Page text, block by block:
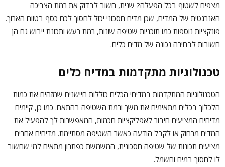
מצפים לשטוף בכל הפעלה? שנית, חשוב לבדוק את רמת הצריכה
האנרגטית של המדיח, שכן מדיח חסכוני יכול לחסוך לכם כסף בטווח הארוך.
פונקציות נוספות כמו תוכניות שטיפה שונות, רמת רעש ותכונת ייבוש גם הן
חשובות לבחירה נכונה של מדיח כלים.
טכנולוגיות מתקדמות במדיח כלים
הטכנולוגיות המתקדמות במדיחי הכלים כוללות חיישנים שמזהים את כמות
הלכלוך בכלים מתאימים את משך ורמת השטיפה בהתאם. כמו כן, קיימים
מדיחים המציעים חיבור לאפליקציות חכמות, המאפשרות לך להפעיל את
המדיח מרחוק או לקבל הודעה כאשר השטיפה מסתיימת. מדיחים אחרים
מציעים תכונות של שטיפה חסכונית, המשמשת כפתרון מתאים למי שחשוב
לו לחסוך במים וחשמל.